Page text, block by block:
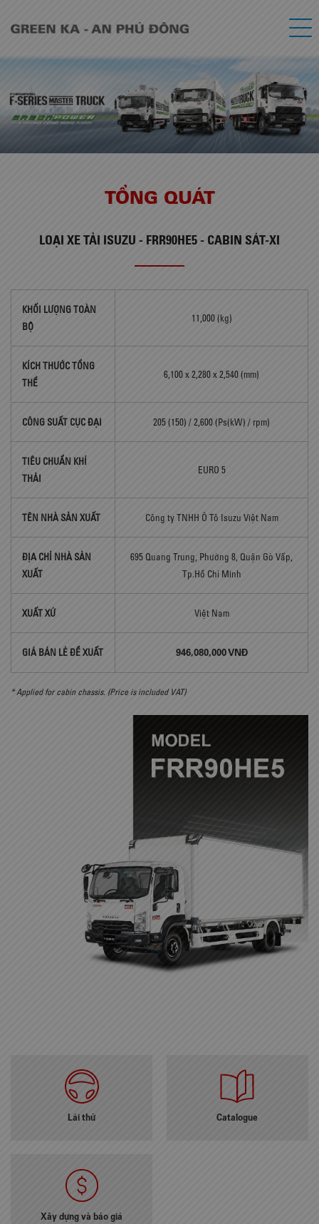
TỔNG QUÁT
LOẠI XE TẢI ISUZU - FRR90HE5 - CABIN SÁT-XI
KHỐI LƯỢNG TOÀN
BỘ
11,000 (kg)
KÍCH THƯỚC TỔNG
THỂ
6,100 x 2,280 x 2,540 (mm)
CÔNG SUẤT CỰC ĐẠI 205 (150) / 2,600 (Ps(kW) / rpm)
TIÊU CHUẨN KHÍ
THẢI
EURO 5
TÊN NHÀ SẢN XUẤT Công ty TNHH Ô Tô Isuzu Việt Nam
ĐỊA CHỈ NHÀ SẢN
XUẤT
695 Quang Trung, Phường 8, Quận Gò Vấp,
Tp.Hồ Chí Minh
XUẤT XỨ Việt Nam
GIÁ BÁN LẺ ĐỀ XUẤT 946,080,000 VNĐ
* Applied for cabin chassis. (Price is included VAT)
Lái thử Catalogue
Xây dựng và báo giá